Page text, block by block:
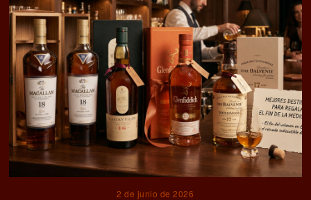
2 de junio de 2026